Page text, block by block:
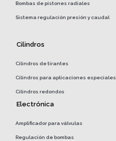
Bombas de pistones radiales
Sistema regulación presión y caudal
Cilindros
Cilindros de tirantes
Cilindros para aplicaciones especiales
Cilindros redondos
Electrónica
Amplificador para válvulas
Regulación de bombas